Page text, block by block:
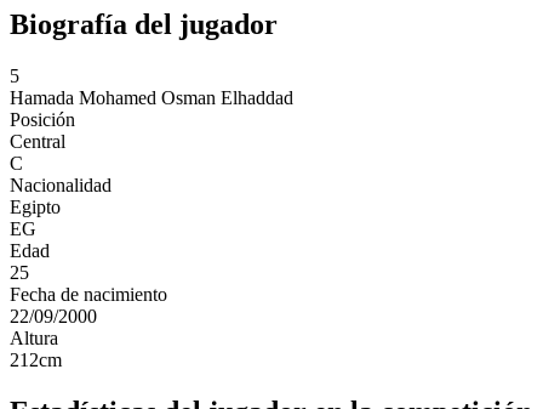
Biografía del jugador
5
Hamada Mohamed Osman Elhaddad
Posición
Central
C
Nacionalidad
Egipto
EG
Edad
25
Fecha de nacimiento
22/09/2000
Altura
212cm